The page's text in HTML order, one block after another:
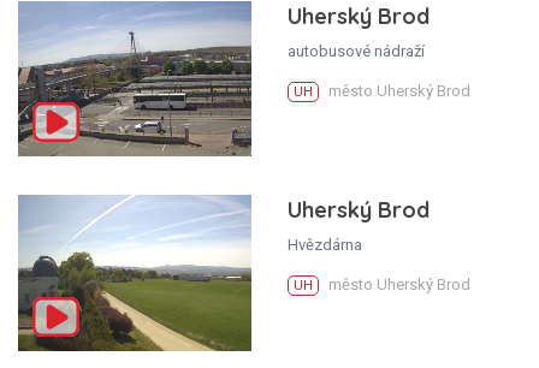
Uherský Brod
autobusové nádraží
UH město Uherský Brod
Uherský Brod
Hvězdárna
UH město Uherský Brod